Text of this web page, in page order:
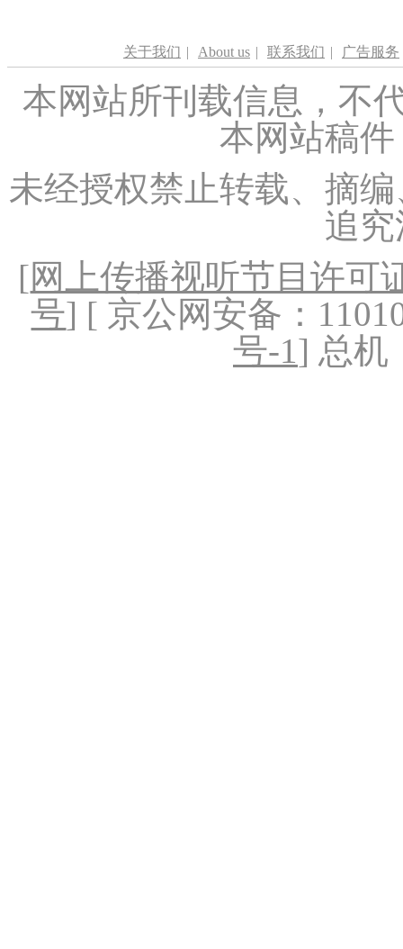
关于我们 | About us | 联系我们 | 广告服务
本网站所刊载信息，不
本网站稿
未经授权禁止转载、摘
追
[网上传播视听节目许可
号] [ 京公网安备：
号-1] 总机